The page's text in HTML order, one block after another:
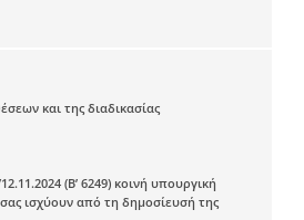
και της διαδικασίας
(Β’ 6249) κοινή υπουργική
ισχύουν από τη δημοσίευσή της